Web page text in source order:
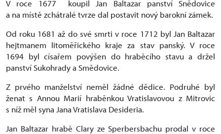
V roce 1677 koupil Jan Baltazar panství Snědovice
a na místě zchátralé tvrze dal postavit nový barokní zámek.
Od roku 1681 až do své smrti v roce 1712 byl Jan Baltazar
hejtmanem litoměřického kraje za stav panský. V roce
1694 byl císařem povýšen do hraběcího stavu a držel
panství Sukohrady a Smědovice.
Z prvého manželství neměl žádné dědice. Podruhé byl
ženat s Annou Marií hraběnkou Vratislavovou z Mitrovic
s níž měl syna Jana Vratislava Desideria.
Jan Baltazar hrabě Clary ze Sperbersbachu prodal v roce